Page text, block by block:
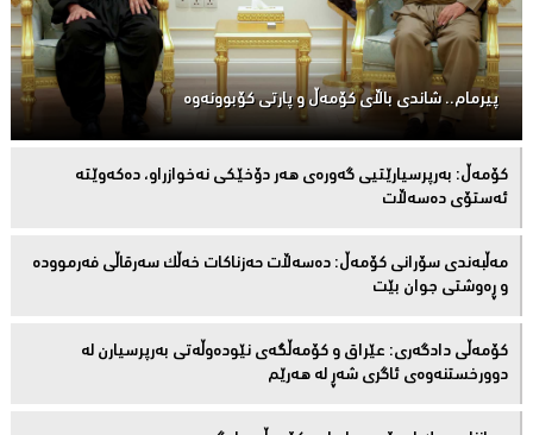
پیرمام.. شاندی باڵای كۆمه‌ڵ و پارتی كۆبوونه‌وه‌
كۆمەڵ: بەرپرسیارێتیی گەورەی هەر دۆخێکی نەخوازراو، دەكەوێتە
ئەستۆی دەسەڵات
مەڵبەندى سۆرانى کۆمەڵ: دەسەڵات حەزناکات خەڵک سەرقاڵى فەرموودە
و ڕەوشتى جوان بێت
کۆمەڵى دادگەرى: عێراق و كۆمەڵگەی نێودەوڵەتی بەرپرسیارن لە
دوورخستنەوەى ئاگری شەڕ لە هەرێم